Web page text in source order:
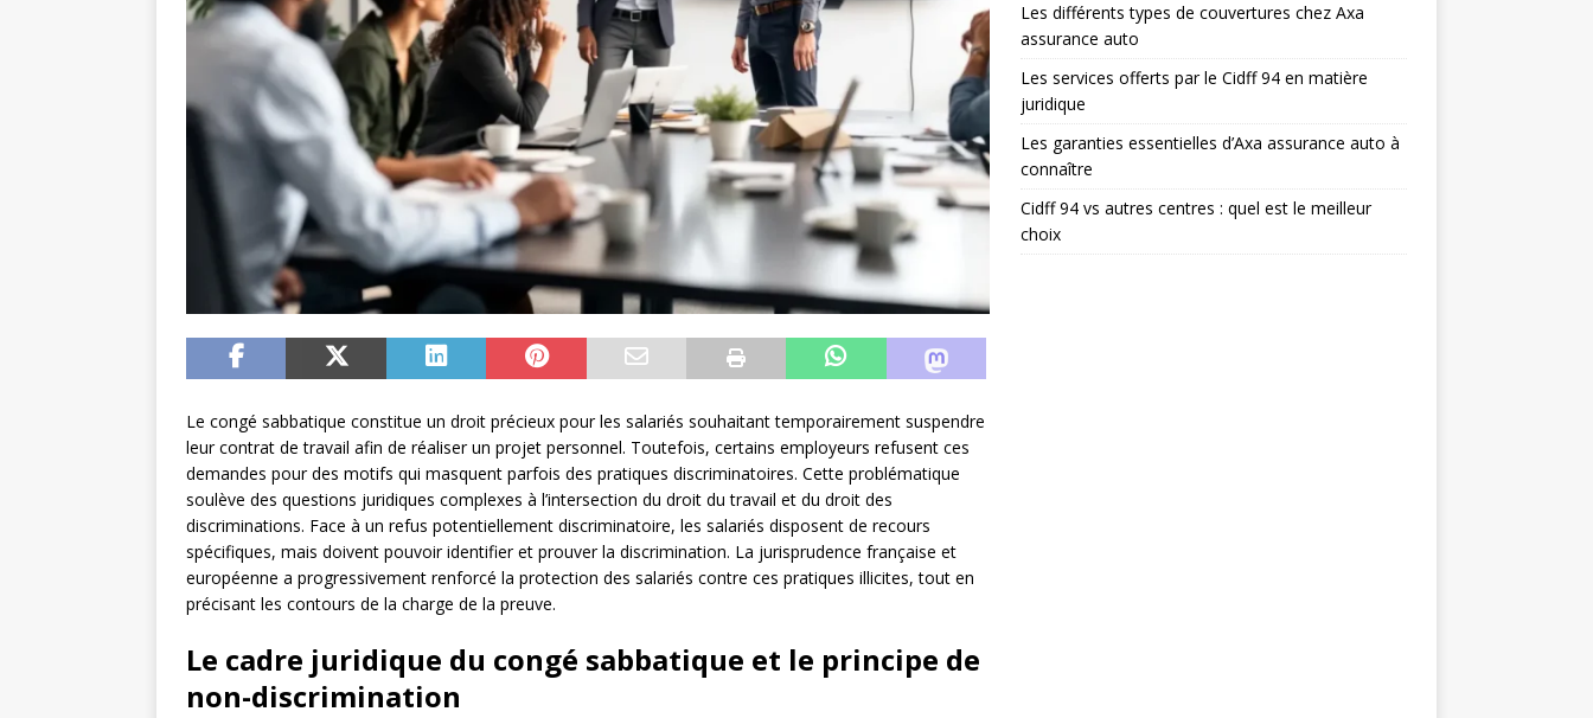
Le congé sabbatique constitue un droit précieux pour les salariés souhaitant temporairement suspendre
leur contrat de travail afin de réaliser un projet personnel. Toutefois, certains employeurs refusent ces
demandes pour des motifs qui masquent parfois des pratiques discriminatoires. Cette problématique
soulève des questions juridiques complexes à l’intersection du droit du travail et du droit des
discriminations. Face à un refus potentiellement discriminatoire, les salariés disposent de recours
spécifiques, mais doivent pouvoir identifier et prouver la discrimination. La jurisprudence française et
européenne a progressivement renforcé la protection des salariés contre ces pratiques illicites, tout en
précisant les contours de la charge de la preuve.
Le cadre juridique du congé sabbatique et le principe de
non-discrimination
Les différents types de couvertures chez Axa
assurance auto
Les services offerts par le Cidff 94 en matière
juridique
Les garanties essentielles d’Axa assurance auto à
connaître
Cidff 94 vs autres centres : quel est le meilleur
choix